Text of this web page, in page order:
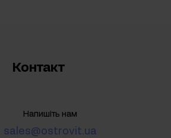
Контакт
Напишіть нам
sales@ostrovit.ua